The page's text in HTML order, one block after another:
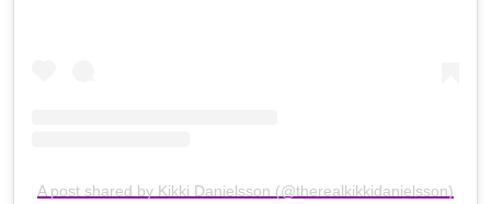
A post shared by Kikki Danielsson (@therealkikkidanielsson)